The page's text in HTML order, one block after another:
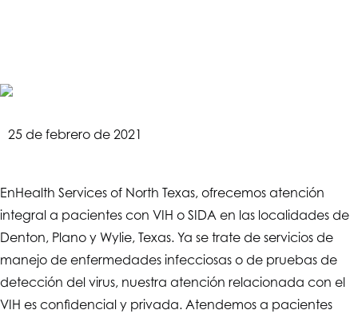
25 de febrero de 2021
EnHealth Services of North Texas, ofrecemos atención
integral a pacientes con VIH o SIDA en las localidades de
Denton, Plano y Wylie, Texas. Ya se trate de servicios de
manejo de enfermedades infecciosas o de pruebas de
detección del virus, nuestra atención relacionada con el
VIH es confidencial y privada. Atendemos a pacientes